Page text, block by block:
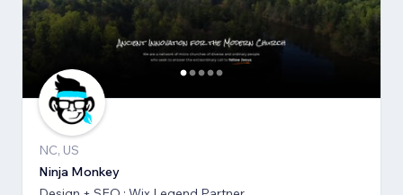
NC, US
Ninja Monkey